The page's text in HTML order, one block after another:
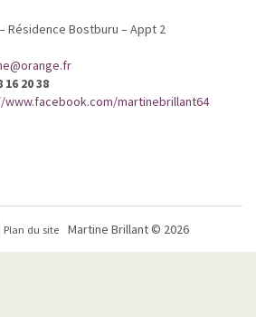
Résidence Bostburu – Appt 2
16 20 38
martinebrillant64
Plan du site Martine Brillant © 2026